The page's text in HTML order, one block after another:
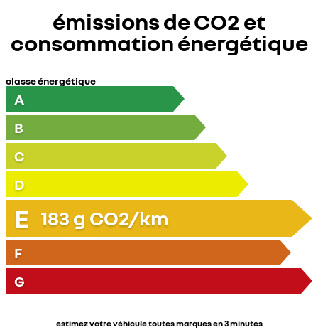
émissions de CO2 et
consommation énergétique
classe énergétique
A
B
C
D
E 183 g CO2/km
F
G
estimez votre véhicule toutes marques en 3 minutes